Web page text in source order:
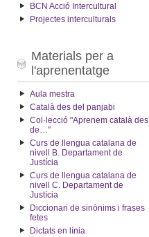
BCN Acció Intercultural
Projectes interculturals
Materials per a
l'aprenentatge
Aula mestra
Català des del panjabi
Col·lecció "Aprenem català des
de…"
Curs de llengua catalana de
nivell B. Departament de
Justícia
Curs de llengua catalana de
nivell C. Departament de
Justícia
Diccionari de sinònims i frases
fetes
Dictats en línia